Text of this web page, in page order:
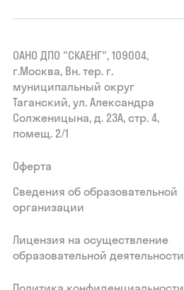
ОАНО ДПО "СКАЕНГ", 109004,
г.Москва, Вн. тер. г.
муниципальный округ
Таганский, ул. Александра
Солженицына, д. 23А, стр. 4,
помещ. 2/1
Оферта
Сведения об образовательной
организации
Лицензия на осуществление
образовательной деятельности